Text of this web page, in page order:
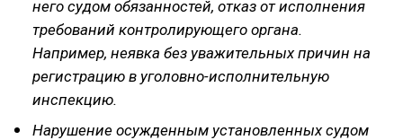
него судом обязанностей, отказ от исполнения
требований контролирующего органа.
Например, неявка без уважительных причин на
регистрацию в уголовно-исполнительную
инспекцию.
Нарушение осужденным установленных судом